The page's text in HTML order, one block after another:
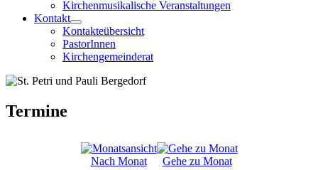
Kirchenmusikalische Veranstaltungen
Kontakt
Kontakteübersicht
PastorInnen
Kirchengemeinderat
Termine
Nach Monat Gehe zu Monat